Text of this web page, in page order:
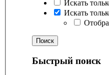
Искать
Искать
Быстрый поиск